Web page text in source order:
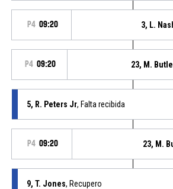
P4 09:20 3, L.
P4 09:20 23, M.
5, R. Peters Jr, Falta recibida
P4 09:20 23, M.
9, T. Jones, Recupero